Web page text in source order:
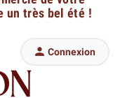
un très bel été !
 Connexion